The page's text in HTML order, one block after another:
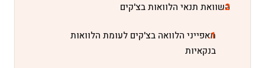
השוואת תנאי הלוואות בצ'קים
מאפייני הלוואה בצ'קים לעומת הלוואות
בנקאיות